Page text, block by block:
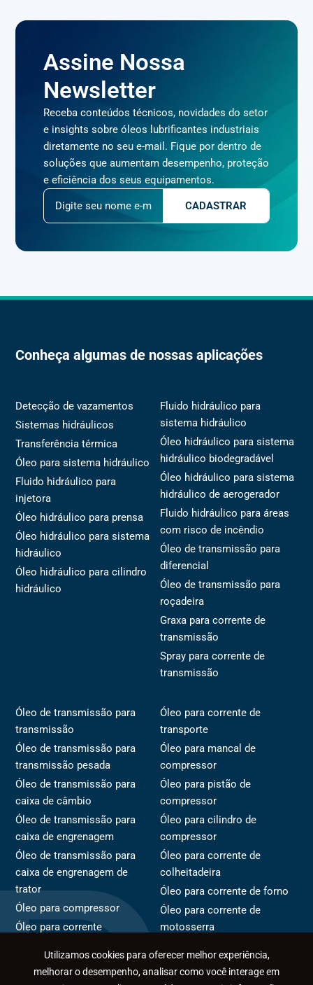
Assine Nossa
Newsletter
Receba conteúdos técnicos, novidades do setor
e insights sobre óleos lubrificantes industriais
diretamente no seu e-mail. Fique por dentro de
soluções que aumentam desempenho, proteção
e eficiência dos seus equipamentos.
Conheça algumas de nossas aplicações
Detecção de vazamentos
Sistemas hidráulicos
Transferência térmica
Óleo para sistema hidráulico
Fluido hidráulico para
injetora
Óleo hidráulico para prensa
Óleo hidráulico para sistema
hidráulico
Óleo hidráulico para cilindro
hidráulico
Fluido hidráulico para
sistema hidráulico
Óleo hidráulico para sistema
hidráulico biodegradável
Óleo hidráulico para sistema
hidráulico de aerogerador
Fluido hidráulico para áreas
com risco de incêndio
Óleo de transmissão para
diferencial
Óleo de transmissão para
roçadeira
Graxa para corrente de
transmissão
Spray para corrente de
transmissão
Óleo de transmissão para
transmissão
Óleo de transmissão para
transmissão pesada
Óleo de transmissão para
caixa de câmbio
Óleo de transmissão para
caixa de engrenagem
Óleo de transmissão para
caixa de engrenagem de
trator
Óleo para compressor
Óleo para corrente
compressor
Óleo para corrente de
transporte
Óleo para mancal de
compressor
Óleo para pistão de
compressor
Óleo para cilindro de
compressor
Óleo para corrente de
colheitadeira
Óleo para corrente de forno
Óleo para corrente de
motosserra
transportador
Utilizamos cookies para oferecer melhor experiência,
melhorar o desempenho, analisar como você interage em